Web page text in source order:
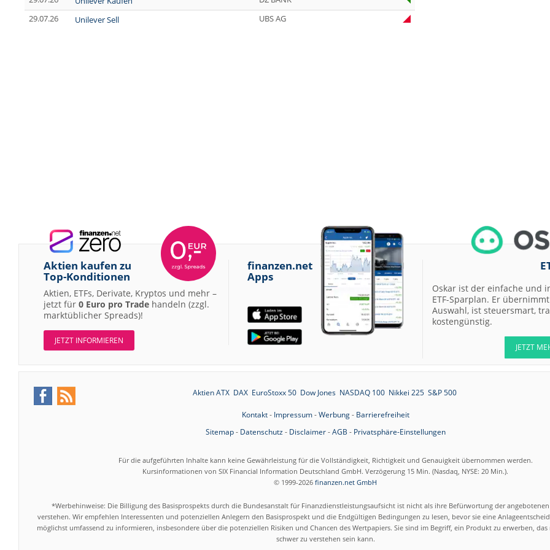
29.07.26
Unilever Sell UBS AG
07.08.26
SGL Carbon Hold
Scout24 Kaufen
Allianz Hold
07.08.26
Merck Market-
Perform
Allianz Sector
Perform
07.08.26
Daimler Truck Buy
07.08.26
Airbus Hold
Aktien kaufen zu
Top-Konditionen
Aktien, ETFs, Derivate, Kryptos und mehr –
jetzt für 0 Euro pro Trade handeln (zzgl.
marktüblicher Spreads)!
JETZT INFORMIEREN
finanzen.net
Apps
Oskar ist der einfache und
ETF-Sparplan. Er übernimmt
Auswahl, ist steuersmart,
kostengünstig.
JETZT
Aktien ATX DAX EuroStoxx 50 Dow Jones NASDAQ 100 Nikkei 225 S&P 500
Kontakt- Impressum-Werbung- Barrierefreiheit
Sitemap- Datenschutz- Disclaimer-AGB - Privatsphäre-Einstellungen
Für die aufgeführten Inhalte kann keine Gewährleistung für die Vollständigkeit, Richtigkeit und Genauigkeit übernommen werden.
Kursinformationen von SIX Financial Information Deutschland GmbH. Verzögerung 15 Min. (Nasdaq, NYSE: 20 Min.).
© 1999-2026 finanzen.net GmbH
*Werbehinweise: Die Billigung des Basisprospekts durch die Bundesanstalt für Finanzdienstleistungsaufsicht ist nicht als ihre Befürwortung der
verstehen. Wir empfehlen Interessenten und potenziellen Anlegern den Basisprospekt und die Endgültigen Bedingungen zu lesen, bevor sie eine
möglichst umfassend zu informieren, insbesondere über die potenziellen Risiken und Chancen des Wertpapiers. Sie sind im Begriff, ein Produkt zu erwerben,
schwer zu verstehen sein kann.